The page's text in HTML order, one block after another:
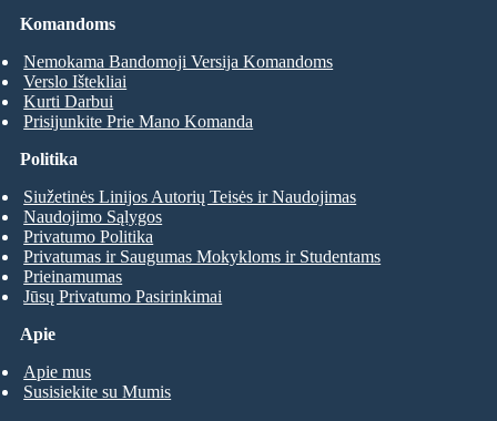
Komandoms
Nemokama Bandomoji Versija Komandoms
Verslo Ištekliai
Kurti Darbui
Prisijunkite Prie Mano Komanda
Apie
Apie mus
Susisiekite su Mumis
Politika
Siužetinės Linijos Autorių Teisės ir Naudojimas
Naudojimo Sąlygos
Privatumo Politika
Privatumas ir Saugumas Mokykloms ir Studentams
Prieinamumas
Jūsų Privatumo Pasirinkimai